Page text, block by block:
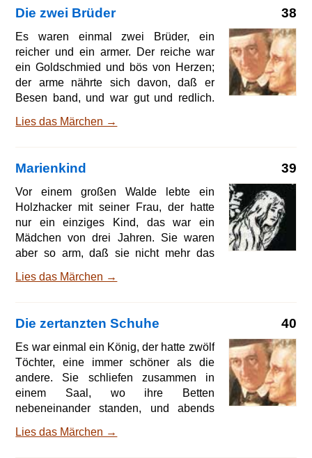
darauf stand ein Machandelbaum. Unter
dem stand die Frau einstmals im Winter
und schälte sich einen Apfel, und als sie
sich den Apfel so schälte, da schnitt sie
sich in den Finger, und das Blut fiel in
den Schnee. Ach, sagte die Frau und
38
Die zwei Brüder
Es waren einmal zwei Brüder, ein
reicher und ein armer. Der reiche war
ein Goldschmied und bös von Herzen;
der arme nährte sich davon, daß er
Besen band, und war gut und redlich.
Zwillingsbrüder und sich so ähnlich wie
Haus ab und zu und erhielten von dem
Abfall manchmal etwas zu essen. Es
trug sich zu, daß der arme Mann, als er
in den Wald ging, Reisig zu holen,
einen Vogel sah, der ganz golden war
und so schön, wie ihm noch niemals
er ein Steinchen a
Lies das Märchen →
39
Marienkind
Vor einem großen Walde lebte ein
Holzhacker mit seiner Frau, der hatte
nur ein einziges Kind, das war ein
Mädchen von drei Jahren. Sie waren
aber so arm, daß sie nicht mehr das
was sie ihm sollten zu essen geben.
seine Arbeit, und wie er da Holz hackte,
stand auf einmal eine schöne große
Frau vor ihm, die hatte eine Krone von
leuchtenden Sternen auf dem Haupt
und sprach zu ihm: Ich bin die Jungfrau
Maria, die Mutter des Christkindleins: du
ich
Lies das Märchen →
40
Die zertanzten Schuhe
Es war einmal ein König, der hatte zwölf
Töchter, eine immer schöner als die
andere. Sie schliefen zusammen in
einem Saal, wo ihre Betten
nebeneinander standen, und abends
die Tür zu und verriegelte sie. Wenn er
Lies das Märchen →